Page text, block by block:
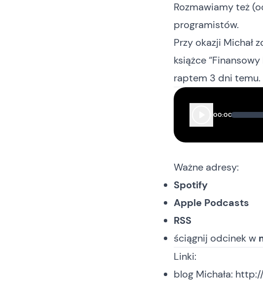
Rozmawiamy też
programistów.
Przy okazji Michał
książce “Finansowy
raptem 3 dni temu.
00:00
Ważne adresy:
Spotify
Apple Podcasts
RSS
ściągnij odcinekw
Linki:
blog Michała: